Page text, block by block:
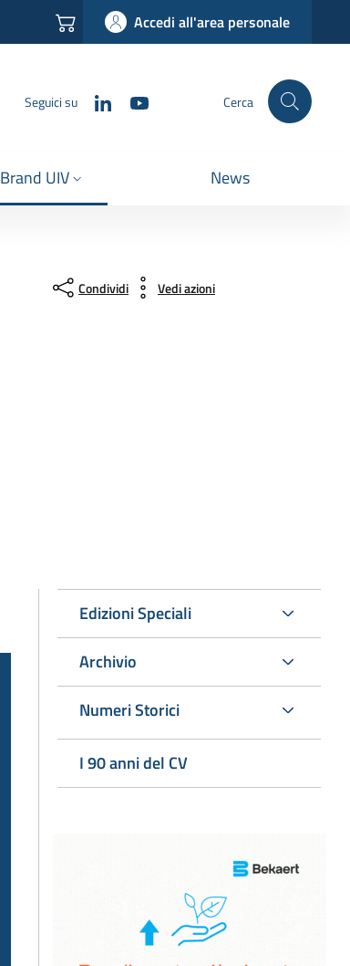
Accedi all'area personale
Seguici su LinkedIn Cerca
Brand UIV News
Condividi Vedi azioni
Edizioni Speciali
Archivio
Numeri Storici
I 90 anni del CV